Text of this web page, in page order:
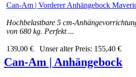
Can-Am | Vorderer Anhängebock
Hochbelastbare 5 cm-
von 680 kg. Perfekt ...
139,00 € Unser alter Preis: 155,40 €
Can-Am | Anhängebock